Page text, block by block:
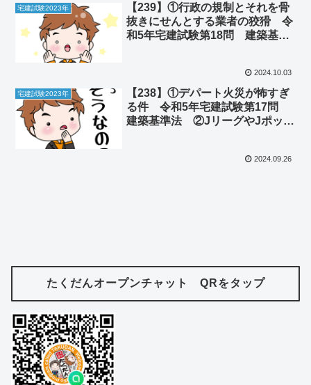
宅建試験2023年
【239】①行政の規制とそれを骨
抜きにせんとする業者の狡猾 令
和5年宅建試験第18問 建築基準
2024.10.03
宅建試験2023年
【238】①デパート火災が怖すぎ
る件 令和5年宅建試験第17問
建築基準法 ②JリーグやJポップ
2024.09.26
たくだんオープンチャット QRをタップ